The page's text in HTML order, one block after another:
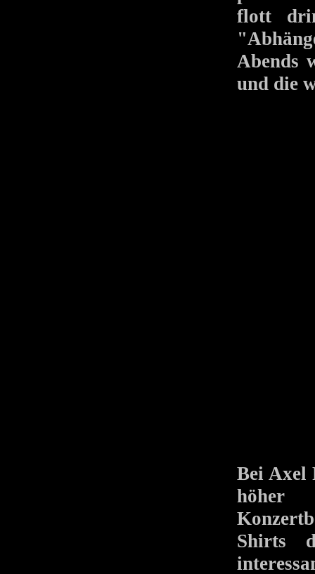
flott
Abends
und die
Bei Axel
höher
Shirts